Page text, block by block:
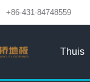
+86-431-84748559
Thuis